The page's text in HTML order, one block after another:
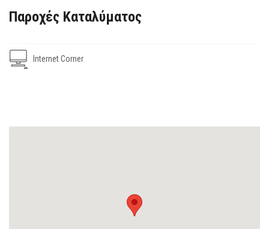
Παροχές Καταλύματος
Internet Corner